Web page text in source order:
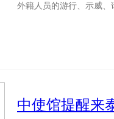
外籍人员的游行、示威、
中使馆提醒来